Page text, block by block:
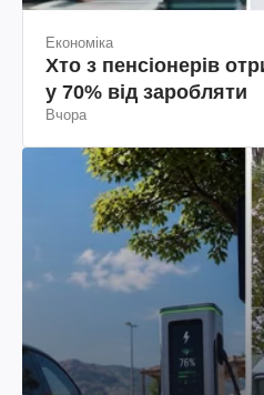
Економіка
Хто з пенсіонерів
у 70% від заробляти
Вчора